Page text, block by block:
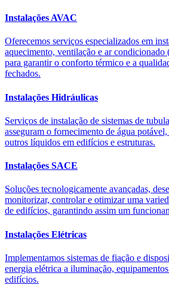
Instalações AVAC
Oferecemos serviços especializados em
aquecimento, ventilação e ar
para garantir o conforto térmico e a
fechados.
Instalações Hidráulicas
Serviços de instalação de sistemas de
asseguram o fornecimento de água potável,
outros líquidos em edifícios e estruturas.
Instalações SACE
Soluções tecnologicamente avançadas,
monitorizar, controlar e otimizar uma
de edifícios, garantindo assim um
Instalações Elétricas
Implementamos sistemas de fiação e
energia elétrica a iluminação,
edifícios.